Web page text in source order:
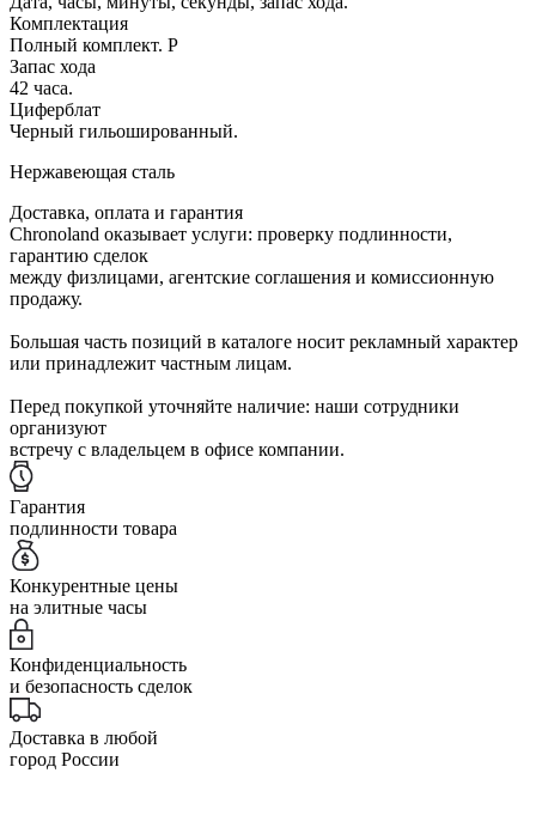
Комплектация
Полный комплект. Р
Запас хода
42 часа.
Циферблат
Черный гильошированный.
Нержавеющая сталь
Доставка, оплата и гарантия
Chronoland оказывает услуги: проверку подлинности,
гарантию сделок
между физлицами, агентские соглашения и комиссионную
продажу.
Большая часть позиций в каталоге носит рекламный характер
или принадлежит частным лицам.
Перед покупкой уточняйте наличие: наши сотрудники
организуют
встречу с владельцем в офисе компании.
Гарантия
подлинности товара
Конкурентные цены
на элитные часы
Конфиденциальность
и безопасность сделок
Доставка в любой
город России